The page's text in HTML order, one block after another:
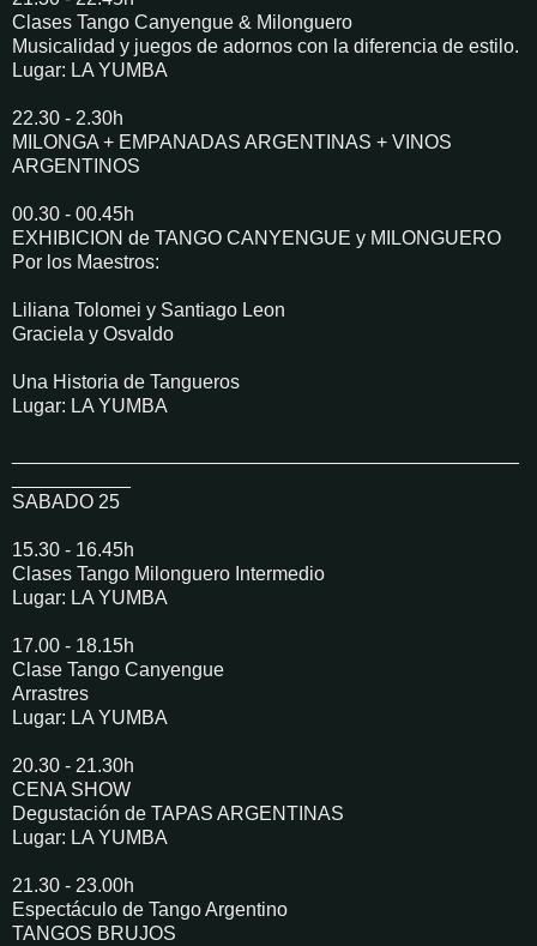
Clases Tango Canyengue & Milonguero
Musicalidad y juegos de adornos con la diferencia de estilo.
Lugar: LA YUMBA
22.30 - 2.30h
MILONGA + EMPANADAS ARGENTINAS + VINOS
ARGENTINOS
00.30 - 00.45h
EXHIBICION de TANGO CANYENGUE y MILONGUERO
Por los Maestros:
Liliana Tolomei y Santiago Leon
Graciela y Osvaldo
Una Historia de Tangueros
Lugar: LA YUMBA
SABADO 25
15.30 - 16.45h
Clases Tango Milonguero Intermedio
Lugar: LA YUMBA
17.00 - 18.15h
Clase Tango Canyengue
Arrastres
Lugar: LA YUMBA
20.30 - 21.30h
CENA SHOW
Degustación de TAPAS ARGENTINAS
Lugar: LA YUMBA
21.30 - 23.00h
Espectáculo de Tango Argentino
TANGOS BRUJOS